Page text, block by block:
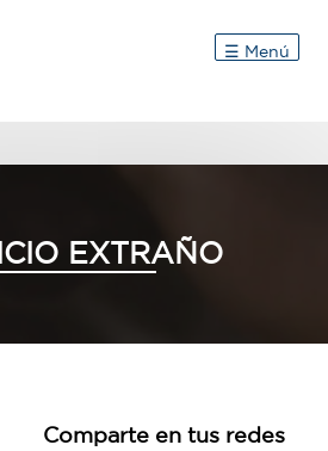
☰ Menú
EXTRAÑO
Comparte en tus redes